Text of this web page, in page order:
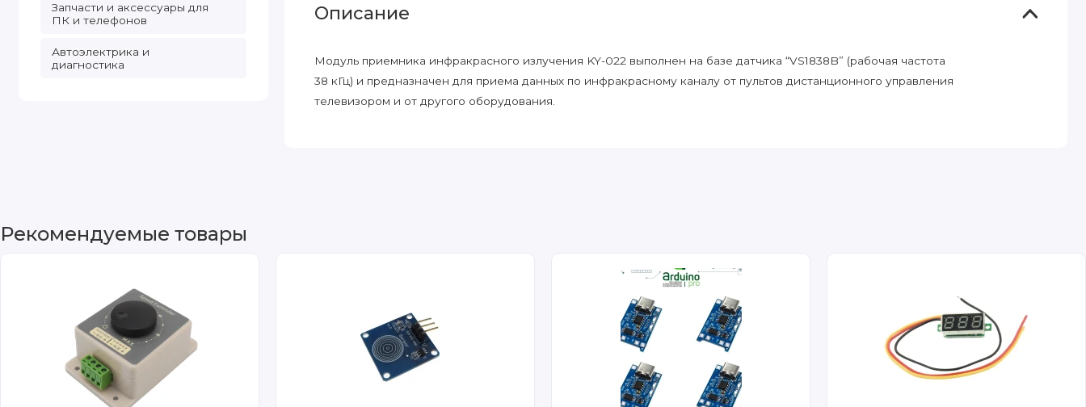
Запчасти и аксессуары для
ПК и телефонов
Автоэлектрика и
диагностика
Описание
Модуль приемника инфракрасного излучения KY-022 выполнен на базе датчика “VS1838B” (рабочая частота
38 кГц) и предназначен для приема данных по инфракрасному каналу от пультов дистанционного управления
телевизором и от другого оборудования.
Рекомендуемые товары